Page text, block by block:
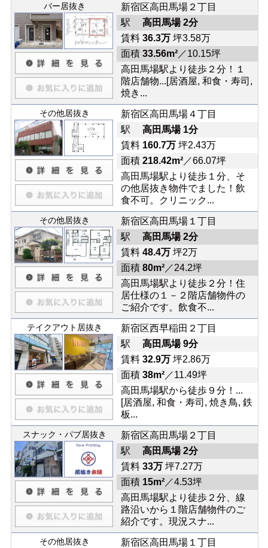
バー居抜き
新宿区高田馬場２丁目
駅 高田馬場 2分
賃料 36.3万坪3.58万
面積 33.56m²／10.15坪
高田馬場駅より徒歩２分！１
階店舗物...[居酒屋, 和食・寿司,
焼き...
その他居抜き
新宿区高田馬場４丁目
駅 高田馬場 1分
賃料 160.7万坪2.43万
面積 218.42m²／66.07坪
高田馬場駅より徒歩１分、そ
の他居抜き物件でました！飲
食不可。クリニック...
その他居抜き
新宿区高田馬場１丁目
駅 高田馬場 2分
賃料 48.4万坪2万
面積 80m²／24.2坪
高田馬場駅より徒歩２分！住
居仕様の１－２階店舗物件の
ご紹介です。飲食不...
テイクアウト居抜き
新宿区西早稲田２丁目
駅 高田馬場 9分
賃料 32.9万坪2.86万
面積 38m²／11.49坪
高田馬場駅から徒歩９分！...
[居酒屋, 和食・寿司, 焼き鳥, 鉄
板...
スナック・パブ居抜き
新宿区高田馬場２丁目
駅 高田馬場 2分
賃料 33万坪7.27万
面積 15m²／4.53坪
高田馬場駅より徒歩２分、線
路沿いから１階店舗物件のご
紹介です。現況スナ...
その他居抜き
新宿区高田馬場１丁目